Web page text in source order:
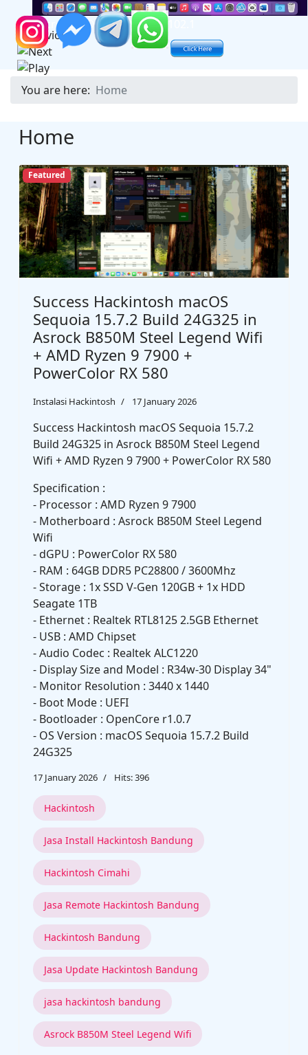
Microsoft Office 2024 v16.102.1
You are here: Home
Home
Featured
Success Hackintosh macOS
Sequoia 15.7.2 Build 24G325 in
Asrock B850M Steel Legend Wifi
+ AMD Ryzen 9 7900 +
PowerColor RX 580
Instalasi Hackintosh 17 January 2026
Success Hackintosh macOS Sequoia 15.7.2
Build 24G325 in Asrock B850M Steel Legend
Wifi + AMD Ryzen 9 7900 + PowerColor RX 580
Specification :
- Processor : AMD Ryzen 9 7900
- Motherboard : Asrock B850M Steel Legend
Wifi
- dGPU : PowerColor RX 580
- RAM : 64GB DDR5 PC28800 / 3600Mhz
- Storage : 1x SSD V-Gen 120GB + 1x HDD
Seagate 1TB
- Ethernet : Realtek RTL8125 2.5GB Ethernet
- USB : AMD Chipset
- Audio Codec : Realtek ALC1220
- Display Size and Model : R34w-30 Display 34"
- Monitor Resolution : 3440 x 1440
- Boot Mode : UEFI
- Bootloader : OpenCore r1.0.7
- OS Version : macOS Sequoia 15.7.2 Build
24G325
17 January 2026 Hits: 396
Hackintosh
Jasa Install Hackintosh Bandung
Hackintosh Cimahi
Jasa Remote Hackintosh Bandung
Hackintosh Bandung
Jasa Update Hackintosh Bandung
jasa hackintosh bandung
Asrock B850M Steel Legend Wifi